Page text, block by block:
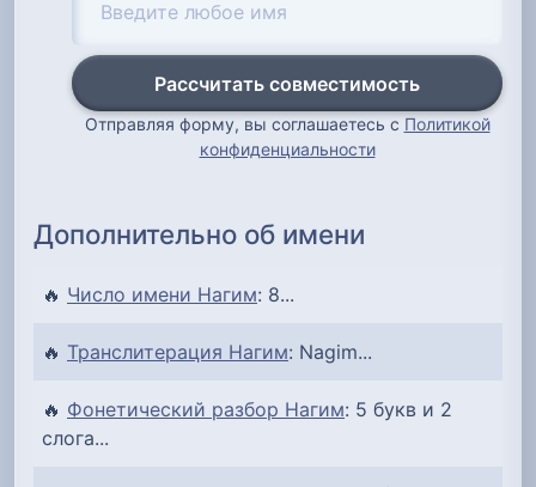
Рассчитать совместимость
Отправляя форму, вы соглашаетесь с Политикой
конфиденциальности
Дополнительно об имени
🔥 Число имени Нагим: 8...
🔥 Транслитерация Нагим: Nagim...
🔥 Фонетический разбор Нагим: 5 букв и 2
слога...